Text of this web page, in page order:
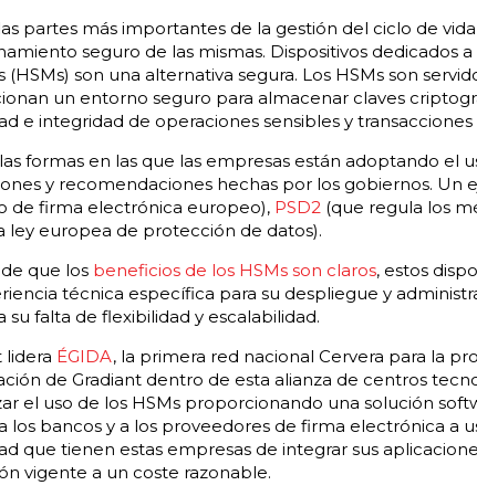
partes más importantes de la gestión del ciclo de
seguro de las mismas. Dispositivos dedicados
(HSMs) son una alternativa segura. Los HSMs son
un entorno seguro para almacenar claves
e integridad de operaciones sensibles y
formas en las que las empresas están adoptando el
y recomendaciones hechas por los gobiernos. Un
de firma electrónica europeo), PSD2 (que regula los
ley europea de protección de datos).
que los beneficios de los HSMs son claros, estos
técnica específica para su despliegue y
su falta de flexibilidad y escalabilidad.
lidera ÉGIDA, la primera red nacional Cervera para la
de Gradiant dentro de esta alianza de centros
el uso de los HSMs proporcionando una solución
los bancos y a los proveedores de firma electrónica a
que tienen estas empresas de integrar sus
vigente a un coste razonable.